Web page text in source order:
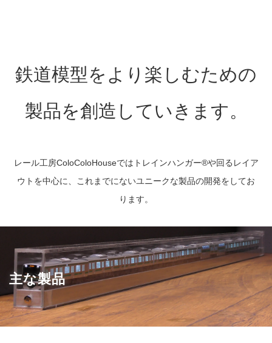
鉄道模型をより楽しむための
製品を創造していきます。
レール工房ColoColoHouseではトレインハンガー®や回るレイア
ウトを中心に、これまでにないユニークな製品の開発をしてお
ります。
主な製品